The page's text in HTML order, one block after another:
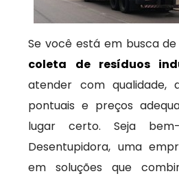
Se você está em busca
coleta de resíduos
atender com qualidade,
pontuais e preços
lugar certo. Seja
Desentupidora, uma
em soluções que